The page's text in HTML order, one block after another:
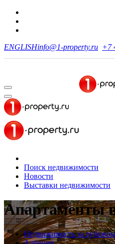
ENGLISHinfo@1-property.ru +7
Поиск недвижимости
Новости
Выставки недвижимости
Апартаменты
Недвижимость за рубежом